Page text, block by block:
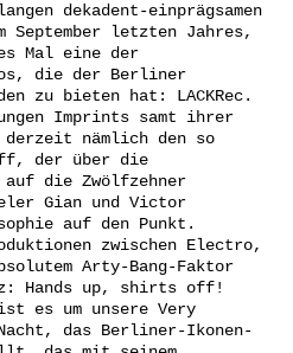
dekadent-einprägsamen
September letzten Jahres,
Mal eine der
die der Berliner
zu bieten hat: LACKRec.
Imprints samt ihrer
derzeit nämlich den so
der über die
die Zwölfzehner
Gian und Victor
auf den Punkt.
zwischen Electro,
Arty-Bang-Faktor
Hands up, shirts off!
es um unsere Very
das Berliner-Ikonen-